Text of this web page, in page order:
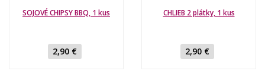
SOJOVÉ CHIPSY BBQ, 1 kus
2,90 €
CHLIEB 2 plátky, 1 kus
2,90 €